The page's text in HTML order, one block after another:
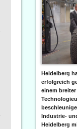
Heidelberg
erfolgreich
einem
Industrie-
Heidelberg